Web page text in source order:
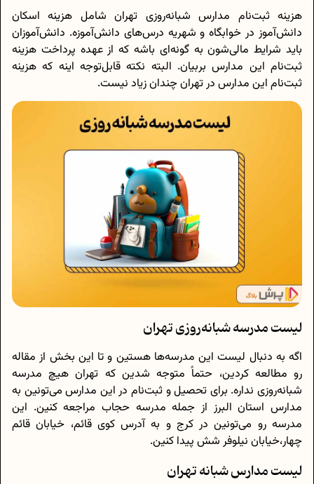
هزینه ثبت‌نام مدارس شبانه‌روزی تهران شامل هزینه اسکان
دانش‌آموز در خوابگاه و شهریه درس‌های دانش‌آموزه. دانش‌آموزان
باید شرایط مالی‌شون به گونه‌ای باشه که از عهده پرداخت هزینه
ثبت‌نام این مدارس بربیان. البته نکته قابل‌توجه اینه که هزینه
ثبت‌نام این مدارس در تهران چندان زیاد نیست.
لیست مدرسه شبانه‌روزی تهران
اگه به دنبال لیست این مدرسه‌ها هستین و تا این بخش از مقاله
رو مطالعه کردین، حتماً متوجه شدین که تهران هیچ مدرسه
شبانه‌روزی نداره. برای تحصیل و ثبت‌نام در این مدارس می‌تونین به
مدارس استان البرز از جمله مدرسه حجاب مراجعه کنین. این
مدرسه رو می‌تونین در کرج و به آدرس کوی قائم، خیابان قائم
چهار،خیابان نیلوفر شش پیدا کنین.
لیست مدارس شبانه تهران